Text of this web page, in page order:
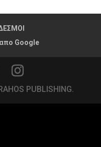
απο Google
PUBLISHING.